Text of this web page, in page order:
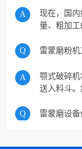
雷蒙磨粉
A
颚式破碎
匀、定量
雷蒙磨设
A
客户在购